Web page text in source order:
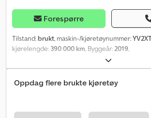
Forespørre
Tilstand: brukt, maskin-/kjøretøynummer:
kjørelengde: 390 000 km, Byggeår:2019,
Oppdag flere brukte kjøretøy